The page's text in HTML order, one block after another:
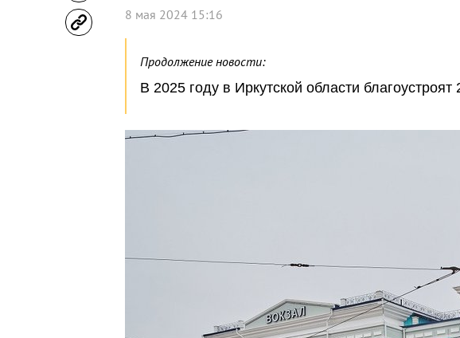
8 мая 2024 15:16
Продолжение новости:
В 2025 году в Иркутской области